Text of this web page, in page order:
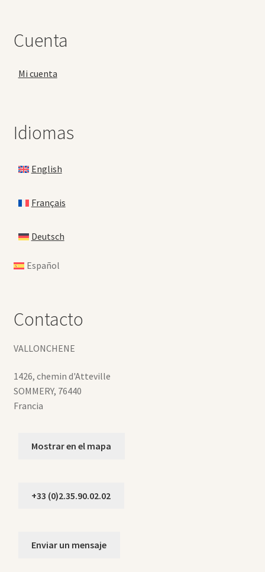
Cuenta
Mi cuenta
Idiomas
English
Français
Deutsch
Español
Contacto
VALLONCHENE
1426, chemin d'Atteville
SOMMERY, 76440
Francia
Mostrar en el mapa
+33 (0)2.35.90.02.02
Enviar un mensaje